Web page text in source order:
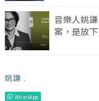
音樂人姚
案，是放
姚謙 ﹒
WhatsApp